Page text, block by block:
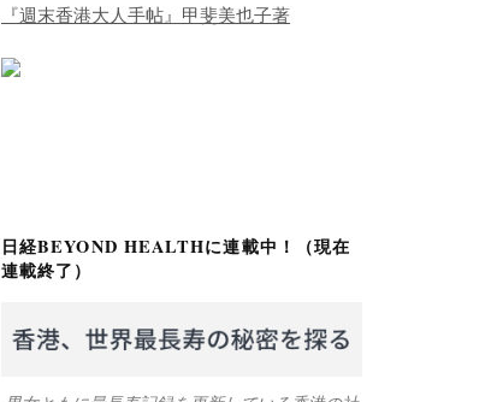
『週末香港大人手帖』甲斐美也子著
日経BEYOND HEALTHに連載中！（現在
連載終了）